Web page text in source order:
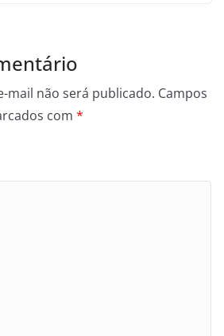
mail não será publicado. Campos
com *